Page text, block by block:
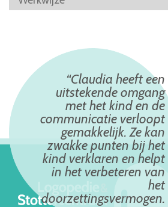
Claudia heeft een
uitstekende omgang
met het kind en de
communicatie verloopt
gemakkelijk. Ze kan
zwakke punten bij het
kind verklaren en helpt
in het verbeteren van
het
doorzettingsvermogen.